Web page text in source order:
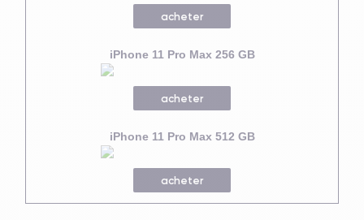
acheter
iPhone 11 Pro Max 256 GB
acheter
iPhone 11 Pro Max 512 GB
acheter